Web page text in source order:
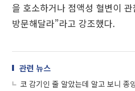
을 호소하거나 점액성 혈변이
방문해달라”라고 강조했다.
관련 뉴스
코 감기인 줄 알았는데 알고 보니 종